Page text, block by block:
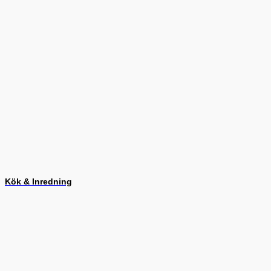
Kök & Inredning